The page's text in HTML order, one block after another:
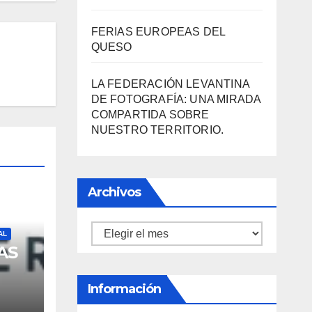
FERIAS EUROPEAS DEL
QUESO
LA FEDERACIÓN LEVANTINA
DE FOTOGRAFÍA: UNA MIRADA
COMPARTIDA SOBRE
NUESTRO TERRITORIO.
Archivos
Archivos
Información